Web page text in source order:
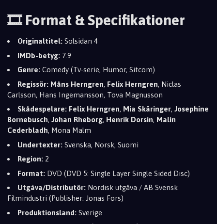
🎞️ Format & Specifikationer
Originaltitel: Solsidan 4
IMDb-betyg: 7.9
Genre: Comedy (Tv-serie, Humor, Sitcom)
Regissör: Måns Herngren, Felix Herngren, Niclas
Carlsson, Hans Ingemansson, Tova Magnusson
Skådespelare: Felix Herngren, Mia Skäringer, Josephine
Bornebusch, Johan Rheborg, Henrik Dorsin, Malin
Cederbladh, Mona Malm
Undertexter: Svenska, Norsk, Suomi
Region: 2
Format: DVD (DVD 5: Single Layer Single Sided Disc)
Utgåva/Distributör: Nordisk utgåva / AB Svensk
Filmindustri (Publisher: Jonas Fors)
Produktionsland: Sverige